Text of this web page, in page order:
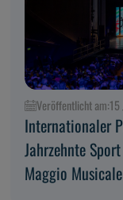
Veröffentlicht am:
Internationaler
Jahrzehnte
Maggio